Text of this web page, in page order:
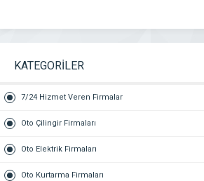
KATEGORİLER
7/24 Hizmet Veren Firmalar
Oto Çilingir Firmaları
Oto Elektrik Firmaları
Oto Kurtarma Firmaları